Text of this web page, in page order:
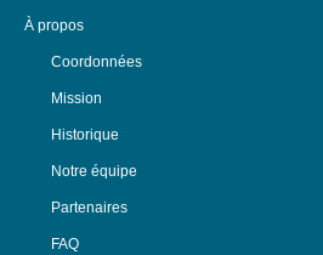
À propos
Coordonnées
Mission
Historique
Notre équipe
Partenaires
FAQ